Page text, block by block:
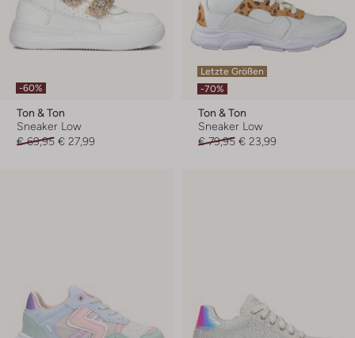
-60%
Ton & Ton
Sneaker Low
€ 69,95 € 27,99
Letzte Größen
-70%
Ton & Ton
Sneaker Low
€ 79,95 € 23,99